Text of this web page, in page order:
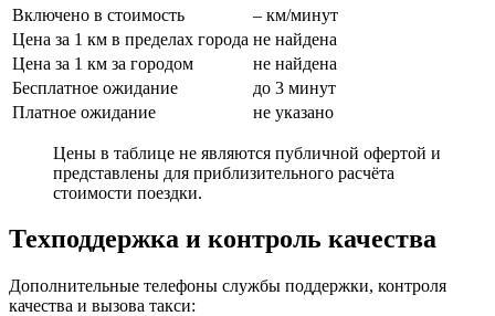
Включено в стоимость
– км/минут
Цена за 1 км в пределах города не найдена
Цена за 1 км за городом
не найдена
Бесплатное ожидание
до 3 минут
Платное ожидание
не указано
Цены в таблице не являются публичной офертой и
представлены для приблизительного расчёта
стоимости поездки.
Техподдержка и контроль качества
Дополнительные телефоны службы поддержки, контроля
качества и вызова такси: